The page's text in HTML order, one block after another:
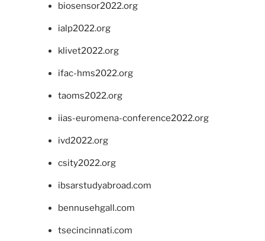
biosensor2022.org
ialp2022.org
klivet2022.org
ifac-hms2022.org
taoms2022.org
iias-euromena-conference2022.org
ivd2022.org
csity2022.org
ibsarstudyabroad.com
bennusehgall.com
tsecincinnati.com